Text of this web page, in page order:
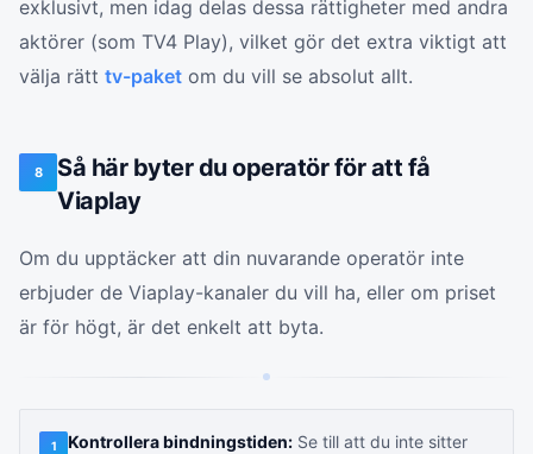
exklusivt, men idag delas dessa rättigheter med andra
aktörer (som TV4 Play), vilket gör det extra viktigt att
välja rätt tv-paket om du vill se absolut allt.
8
Så här byter du operatör för att få
Viaplay
Om du upptäcker att din nuvarande operatör inte
erbjuder de Viaplay-kanaler du vill ha, eller om priset
är för högt, är det enkelt att byta.
1 Kontrollera bindningstiden: Se till att du inte sitter